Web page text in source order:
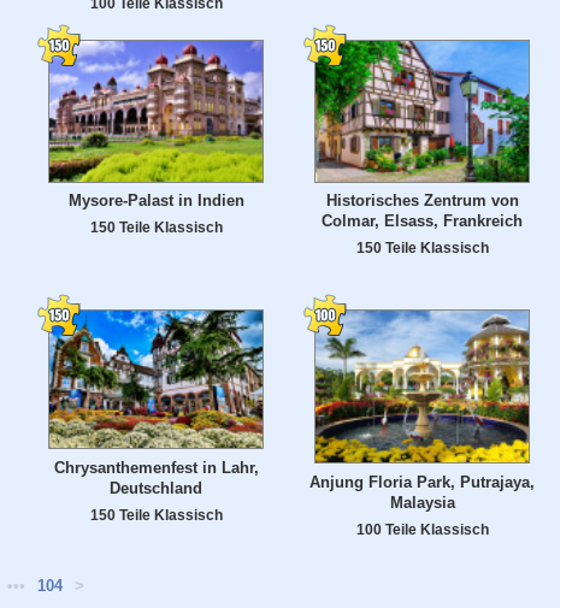
100 Teile Klassisch
Mysore-Palast in Indien
150 Teile Klassisch
Historisches Zentrum von
Colmar, Elsass, Frankreich
150 Teile Klassisch
Chrysanthemenfest in Lahr,
Deutschland
150 Teile Klassisch
Anjung Floria Park, Putrajaya,
Malaysia
100 Teile Klassisch
••• 104 >